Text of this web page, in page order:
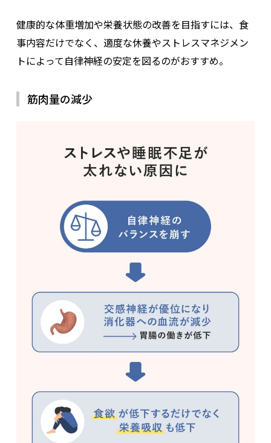
健康的な体重増加や栄養状態の改善を目指すには、食
事内容だけでなく、適度な休養やストレスマネジメン
トによって自律神経の安定を図るのがおすすめ。
筋肉量の減少